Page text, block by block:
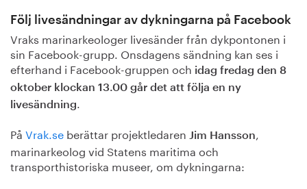
Följ livesändningar av dykningarna på Facebook
Vraks marinarkeologer livesänder från dykpontonen i
sin Facebook-grupp. Onsdagens sändning kan ses i
efterhand i Facebook-gruppen och idag fredag den 8
oktober klockan 13.00 går det att följa en ny
livesändning.
På Vrak.se berättar projektledaren Jim Hansson,
marinarkeolog vid Statens maritima och
transporthistoriska museer, om dykningarna: